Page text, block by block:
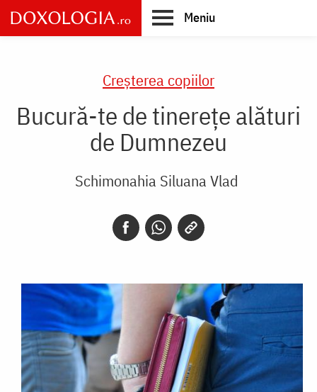
Skip
to
main
Meniu
Creşterea copiilor
Bucură-te de tinerețe alături
de Dumnezeu
Schimonahia Siluana Vlad